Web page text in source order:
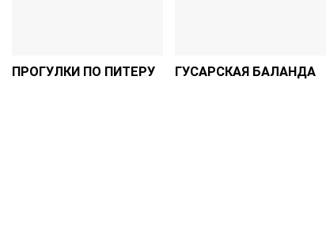
ПРОГУЛКИ ПО ПИТЕРУ ГУСАРСКАЯ БАЛАНДА